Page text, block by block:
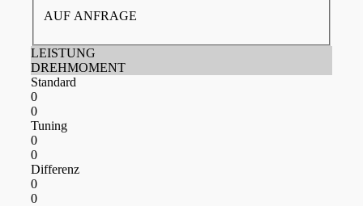
AUF ANFRAGE
LEISTUNG
DREHMOMENT
Standard
0
0
Tuning
0
0
Differenz
0
0